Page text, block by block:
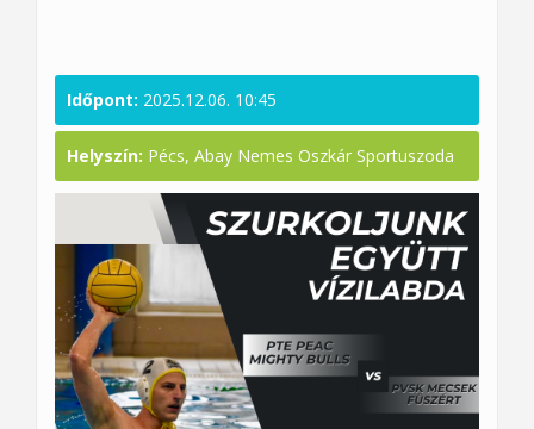
Időpont: 2025.12.06. 10:45
Helyszín: Pécs, Abay Nemes Oszkár Sportuszoda